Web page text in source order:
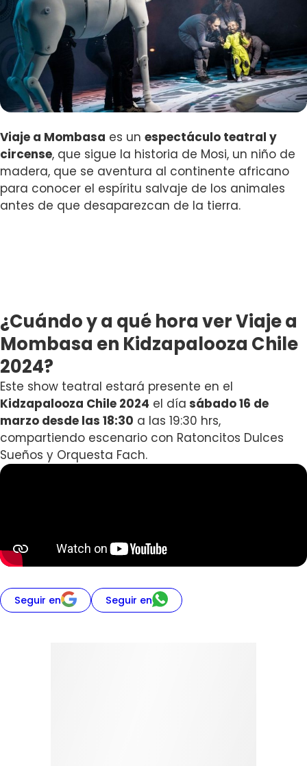
Viaje a Mombasa es un espectáculo teatral y
circense, que sigue la historia de Mosi, un niño de
madera, que se aventura al continente africano
para conocer el espíritu salvaje de los animales
antes de que desaparezcan de la tierra.
¿Cuándo y a qué hora ver Viaje a
Mombasa en Kidzapalooza Chile
2024?
Este show teatral estará presente en el
Kidzapalooza Chile 2024 el día sábado 16 de
marzo desde las 18:30 a las 19:30 hrs,
compartiendo escenario con Ratoncitos Dulces
Sueños y Orquesta Fach.
Seguir en Seguir en